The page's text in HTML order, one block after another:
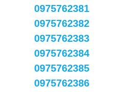
0975762381
0975762382
0975762383
0975762384
0975762385
0975762386